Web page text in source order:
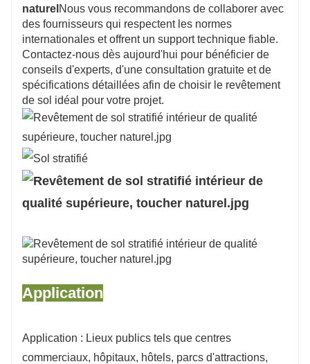
naturel Nous vous recommandons de collaborer avec
des fournisseurs qui respectent les normes
internationales et offrent un support technique fiable.
Contactez-nous dès aujourd'hui pour bénéficier de
conseils d'experts, d'une consultation gratuite et de
spécifications détaillées afin de choisir le revêtement
de sol idéal pour votre projet.
Application
Application : Lieux publics tels que centres
commerciaux, hôpitaux, hôtels, parcs d'attractions,